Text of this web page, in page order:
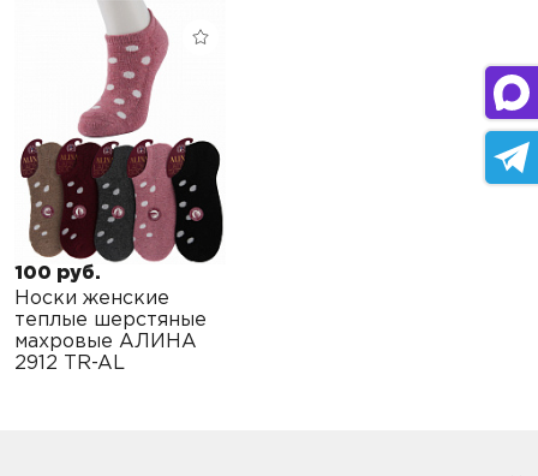
100 руб.
Носки женские
теплые шерстяные
махровые АЛИНА
2912 TR-AL